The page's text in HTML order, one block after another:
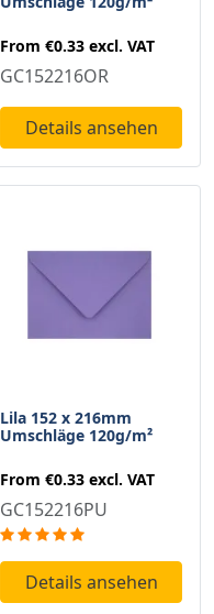
From €0.33 excl. VAT
GC152216OR
Details ansehen
Lila 152 x 216mm
Umschläge 120g/m²
From €0.33 excl. VAT
GC152216PU
Details ansehen